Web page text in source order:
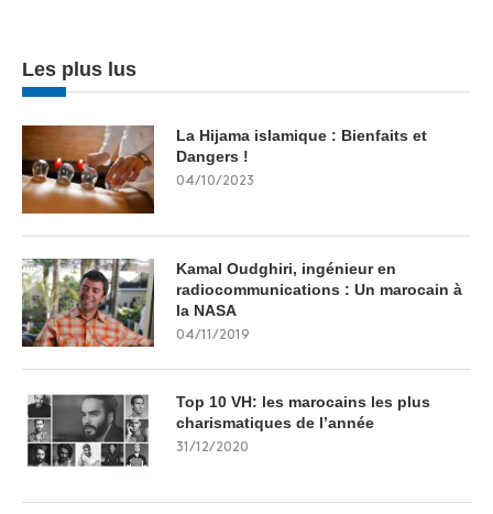
Les plus lus
La Hijama islamique : Bienfaits et
Dangers !
04/10/2023
Kamal Oudghiri, ingénieur en
radiocommunications : Un marocain à
la NASA
04/11/2019
Top 10 VH: les marocains les plus
charismatiques de l’année
31/12/2020